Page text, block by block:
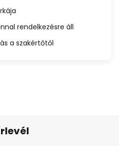
rendelkezésre áll
a szakértőtől